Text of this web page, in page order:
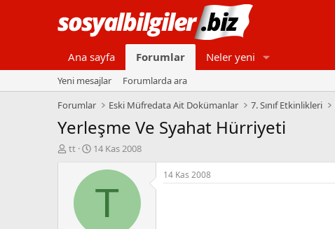
Ana sayfa Forumlar Neler yeni
Yeni mesajlar
Forumlarda ara
Forumlar
Eski Müfredata Ait Dokümanlar 7. Sınıf Etkinlikleri
Yerleşme Ve Syahat Hürriyeti
K
tt
B
ş
14 Kas 2008
T
14 Kas 2008